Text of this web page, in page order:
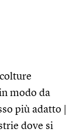
modo da
più adatto |
dove si